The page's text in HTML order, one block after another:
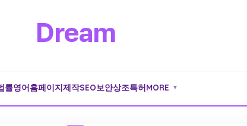
Dream
률영어홈페이지제작SEO보안상조특허MORE ▼